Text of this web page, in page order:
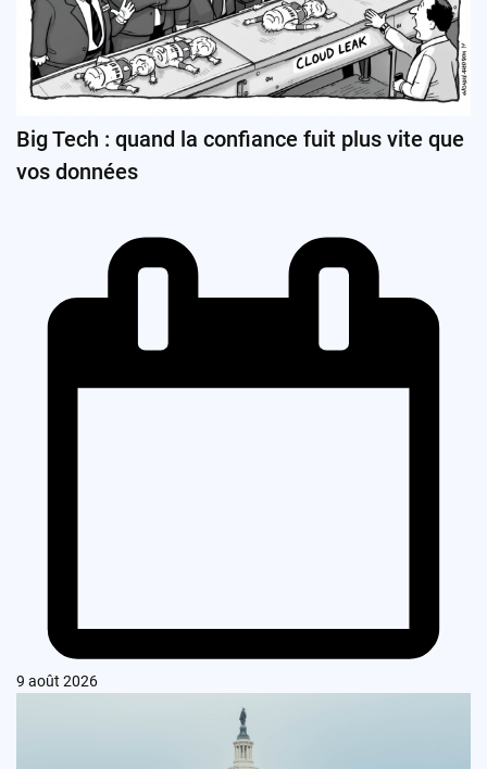
Big Tech : quand la confiance fuit plus vite que
vos données
9 août 2026